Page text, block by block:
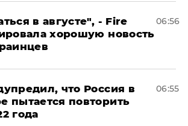
в августе", - Fire
хорошую новость
06:56
что Россия в
пытается повторить
года
06:55